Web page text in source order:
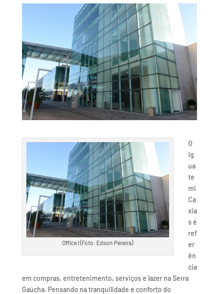
Office I (Foto: Edson Pereira)
O
Ig
ua
te
mi
Ca
xia
s é
ref
er
ên
cia
em compras, entretenimento, serviços e lazer na Serra
Gaúcha. Pensando na tranquilidade e conforto do